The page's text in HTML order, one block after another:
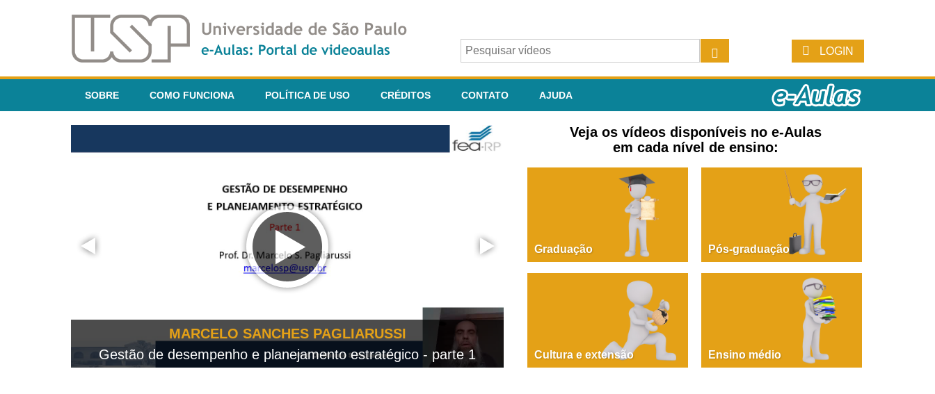
LOGIN
SOBRE COMO FUNCIONA POLÍTICA DE USO CRÉDITOS CONTATO AJUDA
MARCELO SANCHES PAGLIARUSSI
Gestão de desempenho e planejamento estratégico - parte 1
PAOLA GIUSTINA BACCIN
Dire, fare, partire! Aula 1 – parte 1
Veja os vídeos disponíveis no e-Aulas
em cada nível de ensino:
Graduação Pós-graduação
Cultura e extensão Ensino médio